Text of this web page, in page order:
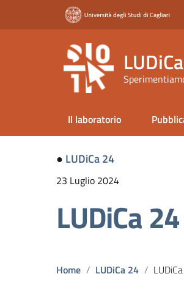
Il laboratorio
● LUDiCa 24
23 Luglio 2024
LUDiCa
Home LUDiCa 24 LUDiCa